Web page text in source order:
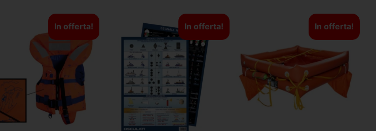
In offerta! In offerta! In offerta!